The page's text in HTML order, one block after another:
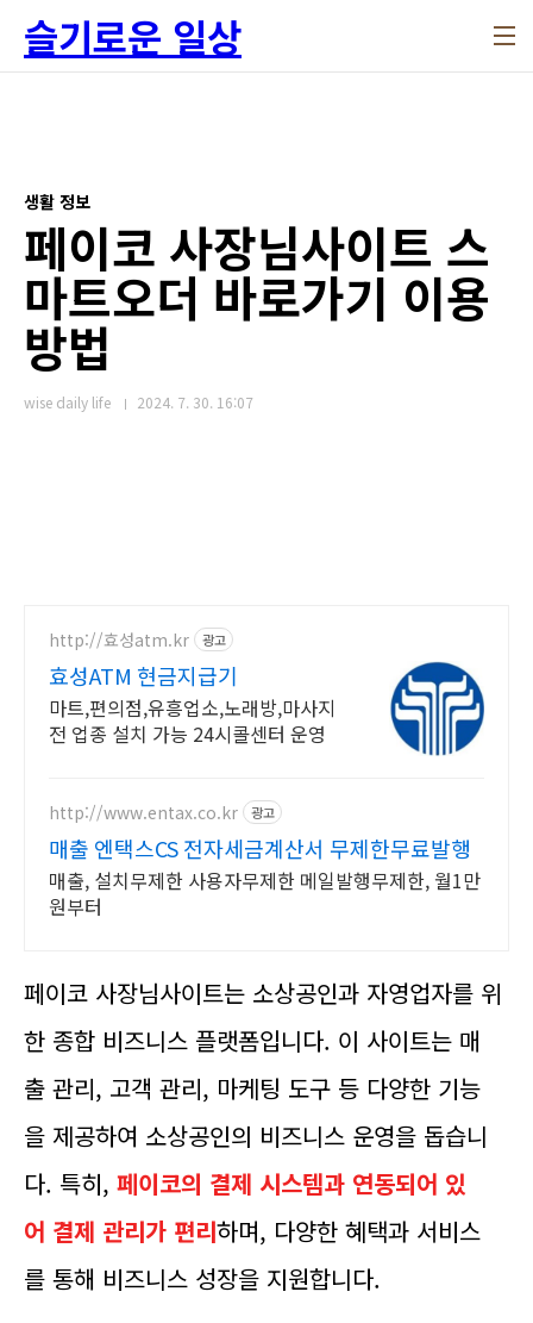
슬기로운 일상
생활 정보
페이코 사장님사이트 스
마트오더 바로가기 이용
방법
wise daily life 2024. 7. 30. 16:07
http://효성atm.kr 광고
효성ATM 현금지급기
마트,편의점,유흥업소,노래방,마사지
전 업종 설치 가능 24시콜센터 운영
http://www.entax.co.kr 광고
매출 엔택스CS 전자세금계산서 무제한무료발행
매출, 설치무제한 사용자무제한 메일발행무제한, 월1만
원부터
페이코 사장님사이트는 소상공인과 자영업자를 위
한 종합 비즈니스 플랫폼입니다. 이 사이트는 매
출 관리, 고객 관리, 마케팅 도구 등 다양한 기능
을 제공하여 소상공인의 비즈니스 운영을 돕습니
다. 특히, 페이코의 결제 시스템과 연동되어 있
어 결제 관리가 편리하며, 다양한 혜택과 서비스
를 통해 비즈니스 성장을 지원합니다.